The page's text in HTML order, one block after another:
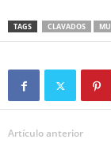
TAGS CLAVADOS
Artículo anterior